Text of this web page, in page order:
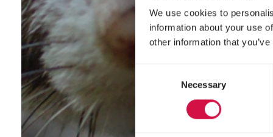
We use cookies to
information about your use
other information that
Necessary